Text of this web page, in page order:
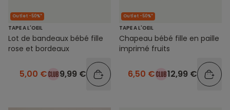
Outlet -50%*
TAPE A L'OEIL
Lot de bandeaux bébé fille
rose et bordeaux
5,00 € 9,99 €
Outlet -50%*
TAPE A L'OEIL
Chapeau bébé fille en paille
imprimé fruits
6,50 € 12,99 €